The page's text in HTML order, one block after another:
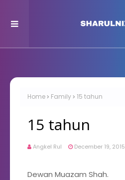
Home Family 15 tahun
15 tahun
Angkel Rul December 19, 2015
Dewan Muazam Shah.